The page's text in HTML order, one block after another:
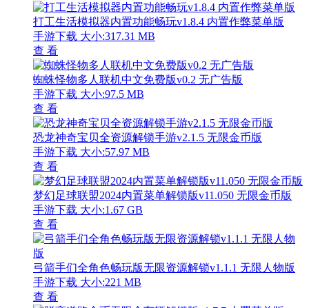
打工生活模拟器内置功能畅玩v1.8.4 内置作弊菜单版
手游下载 大小:317.31 MB
查 看
蜘蛛怪物多人联机中文免费版v0.2 无广告版
手游下载 大小:97.5 MB
查 看
恐龙神奇宝贝全资源解锁手游v2.1.5 无限金币版
手游下载 大小:57.97 MB
查 看
梦幻足球联盟2024内置菜单解锁版v11.050 无限金币版
手游下载 大小:1.67 GB
查 看
弓箭手们全角色畅玩版无限资源解锁v1.1.1 无限人物版
手游下载 大小:221 MB
查 看